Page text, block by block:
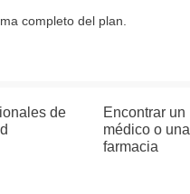
completo del plan.
de
Encontrar un
médico o una
farmacia